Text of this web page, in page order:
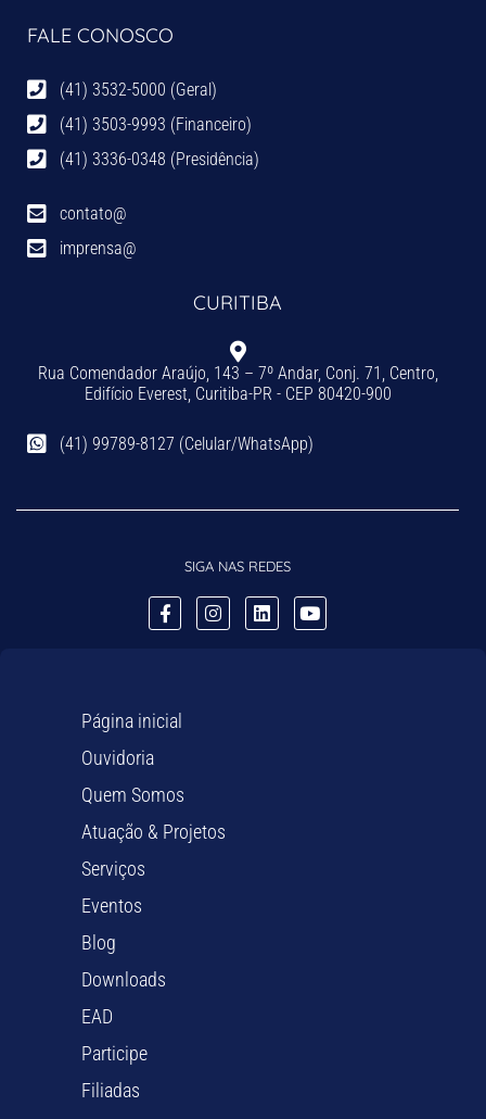
FALE CONOSCO
(41) 3532-5000 (Geral)
(41) 3503-9993 (Financeiro)
(41) 3336-0348 (Presidência)
contato@
imprensa@
CURITIBA
Rua Comendador Araújo, 143 – 7º Andar, Conj. 71, Centro,
Edifício Everest, Curitiba-PR - CEP 80420-900
(41) 99789-8127 (Celular/WhatsApp)
SIGA NAS REDES
Página inicial
Ouvidoria
Quem Somos
Atuação & Projetos
Serviços
Eventos
Blog
Downloads
EAD
Participe
Filiadas